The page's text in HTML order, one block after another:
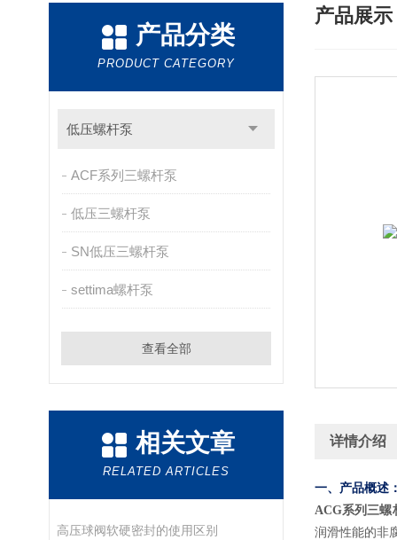
产品分类
PRODUCT CATEGORY
低压螺杆泵
ACF系列三螺杆泵
低压三螺杆泵
SN低压三螺杆泵
settima螺杆泵
查看全部
相关文章
RELATED ARTICLES
高压球阀软硬密封的使用区别
产品展示
详情介绍
一、产品概述
ACG系列三螺
润滑性能的非